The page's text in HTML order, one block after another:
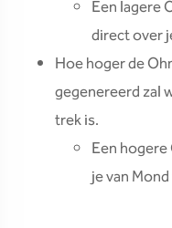
Een lagere
direct over
Hoe hoger de
gegenereerd zal
trek is.
Een
je van